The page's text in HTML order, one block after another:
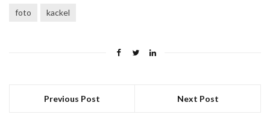
foto kackel
Previous Post Next Post